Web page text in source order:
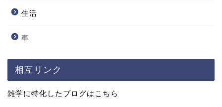
生活
車
相互リンク
雑学に特化したブログはこちら